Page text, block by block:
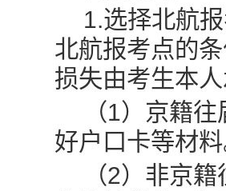
1.选择北航
北航报考点的
损失由考生本
（1）京籍
好户口卡等材
（2）非京